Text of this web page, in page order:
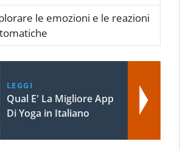
le emozioni e le reazioni
LEGGI
Qual E' La Migliore App
Di Yoga in Italiano